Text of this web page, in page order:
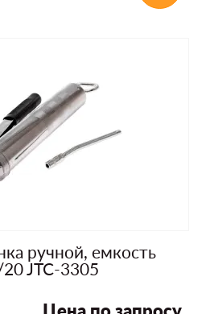
ручной, емкость
JTC-3305